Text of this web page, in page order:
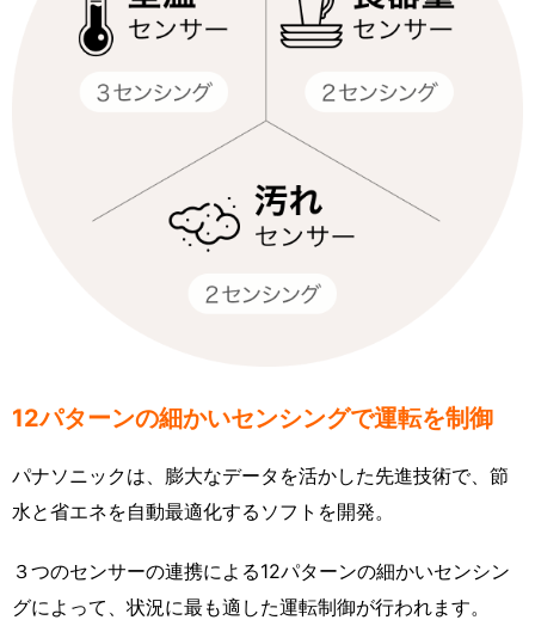
12パターンの細かいセンシングで運転を制御
パナソニックは、膨大なデータを活かした先進技術で、節
水と省エネを自動最適化するソフトを開発。
３つのセンサーの連携による12パターンの細かいセンシン
グによって、状況に最も適した運転制御が行われます。